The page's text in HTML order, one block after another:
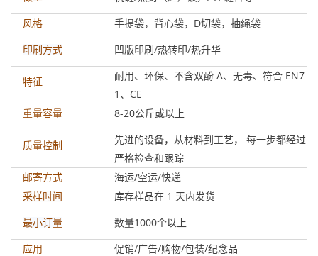
风格 手提袋，背心袋，D切袋，抽绳袋
印刷方式 凹版印刷/热转印/热升华
特征
耐用、环保、不含双酚 A、无毒、符合 EN7
1、CE
重量容量 8-20公斤或以上
质量控制
先进的设备，从材料到工艺， 每一步都经过
严格检查和跟踪
邮寄方式 海运/空运/快递
采样时间 库存样品在 1 天内发货
最小订量 数量1000个以上
应用 促销/广告/购物/包装/纪念品